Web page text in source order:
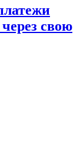
свою